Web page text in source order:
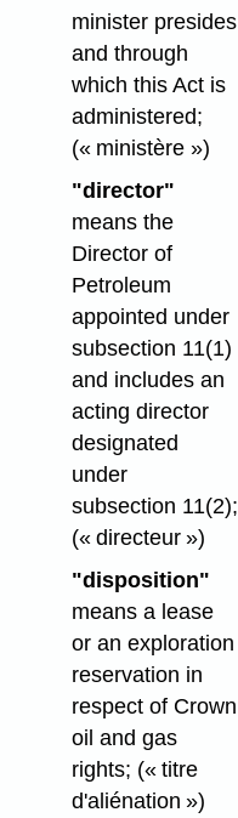
minister presides
and through
which this Act is
administered;
(« ministère »)
"director"
means the
Director of
Petroleum
appointed under
subsection 11(1)
and includes an
acting director
designated
under
subsection 11(2);
(« directeur »)
"disposition"
means a lease
or an exploration
reservation in
respect of Crown
oil and gas
rights; (« titre
d'aliénation »)